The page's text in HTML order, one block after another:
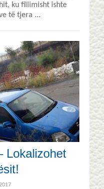
ku fillimisht ishte
të tjera ...
Lokalizohet